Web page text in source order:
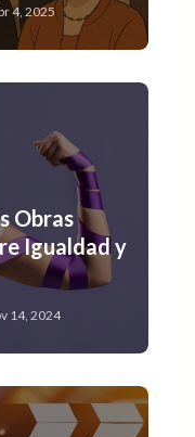
4, 2025
Obras
Igualdad y
14, 2024